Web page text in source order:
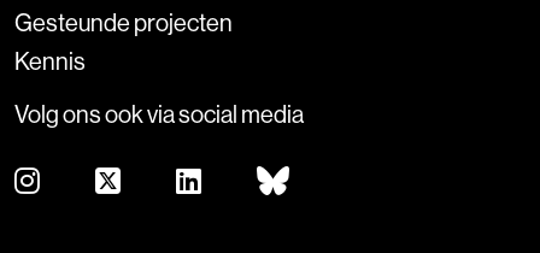
Gesteunde projecten
Kennis
Volg ons ook via social media